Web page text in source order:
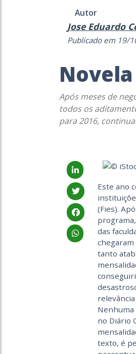
Autor
Jose Eduardo
Publicado em 19/
Após meses de
todos os
para 2016,
Este ano
(Fies).
das
chegaram
tanto
no Diário
texto, é